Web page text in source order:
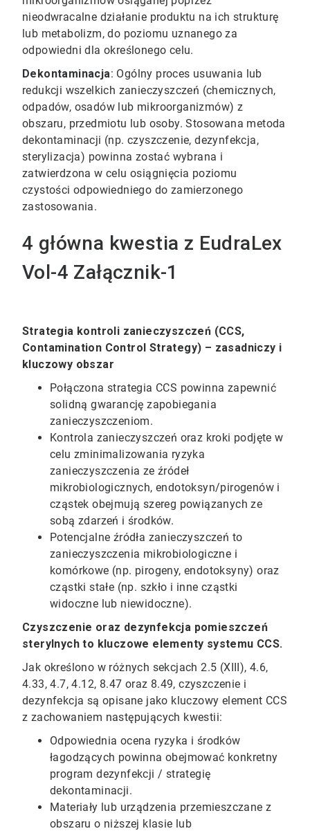
nieodwracalne działanie produktu na ich strukturę
lub metabolizm, do poziomu uznanego za
odpowiedni dla określonego celu.
Dekontaminacja: Ogólny proces usuwania lub
redukcji wszelkich zanieczyszczeń (chemicznych,
odpadów, osadów lub mikroorganizmów) z
obszaru, przedmiotu lub osoby. Stosowana metoda
dekontaminacji (np. czyszczenie, dezynfekcja,
sterylizacja) powinna zostać wybrana i
zatwierdzona w celu osiągnięcia poziomu
czystości odpowiedniego do zamierzonego
zastosowania.
4 główna kwestia z EudraLex
Vol-4 Załącznik-1
Strategia kontroli zanieczyszczeń (CCS,
Contamination Control Strategy) – zasadniczy i
kluczowy obszar
Połączona strategia CCS powinna zapewnić
solidną gwarancję zapobiegania
zanieczyszczeniom.
Kontrola zanieczyszczeń oraz kroki podjęte w
celu zminimalizowania ryzyka
zanieczyszczenia ze źródeł
mikrobiologicznych, endotoksyn/pirogenów i
cząstek obejmują szereg powiązanych ze
sobą zdarzeń i środków.
Potencjalne źródła zanieczyszczeń to
zanieczyszczenia mikrobiologiczne i
komórkowe (np. pirogeny, endotoksyny) oraz
cząstki stałe (np. szkło i inne cząstki
widoczne lub niewidoczne).
Czyszczenie oraz dezynfekcja pomieszczeń
sterylnych to kluczowe elementy systemu CCS.
Jak określono w różnych sekcjach 2.5 (XIII), 4.6,
4.33, 4.7, 4.12, 8.47 oraz 8.49, czyszczenie i
dezynfekcja są opisane jako kluczowy element CCS
z zachowaniem następujących kwestii:
Odpowiednia ocena ryzyka i środków
łagodzących powinna obejmować konkretny
program dezynfekcji / strategię
dekontaminacji.
Materiały lub urządzenia przemieszczane z
obszaru o niższej klasie lub